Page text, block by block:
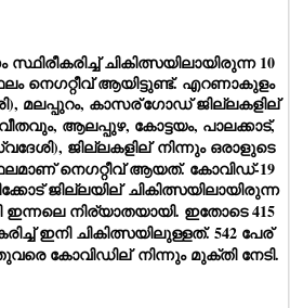
ചികിത്സയിലായിരുന്ന 10
നെഗറ്റീവ് ആയിട്ടുണ്ട്. എറണാകുളം
മലപ്പുറം, കാസര്ഗോഡ് ജില്ലകളില്
ആലപ്പുഴ, കോട്ടയം, പാലക്കാട്,
ജില്ലകളില് നിന്നും ഒരാളുടെ
നെഗറ്റീവ് ആയത്. കോവിഡ്-19
ജില്ലയില് ചികിത്സയിലായിരുന്ന
നിര്യാതയായി. ഇതോടെ 415
ഇനി ചികിത്സയിലുള്ളത്. 542 പേര്
കോവിഡില് നിന്നും മുക്തി നേടി.